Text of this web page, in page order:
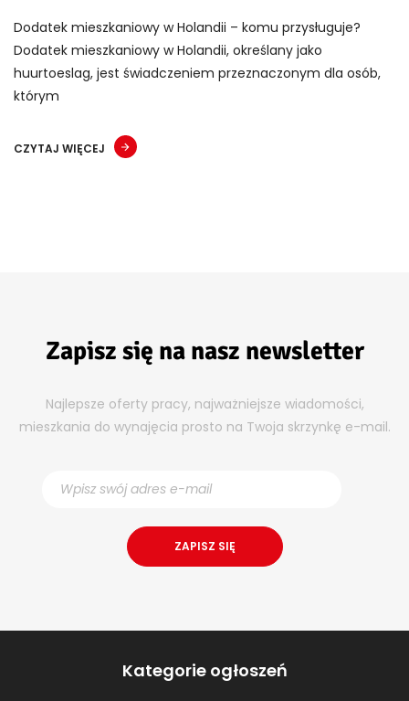
Dodatek mieszkaniowy w Holandii – komu przysługuje?
Dodatek mieszkaniowy w Holandii, określany jako
huurtoeslag, jest świadczeniem przeznaczonym dla osób,
którym
CZYTAJ WIĘCEJ
Zapisz się na nasz newsletter
Najlepsze oferty pracy, najważniejsze wiadomości,
mieszkania do wynajęcia prosto na Twoja skrzynkę e-mail.
Kategorie ogłoszeń